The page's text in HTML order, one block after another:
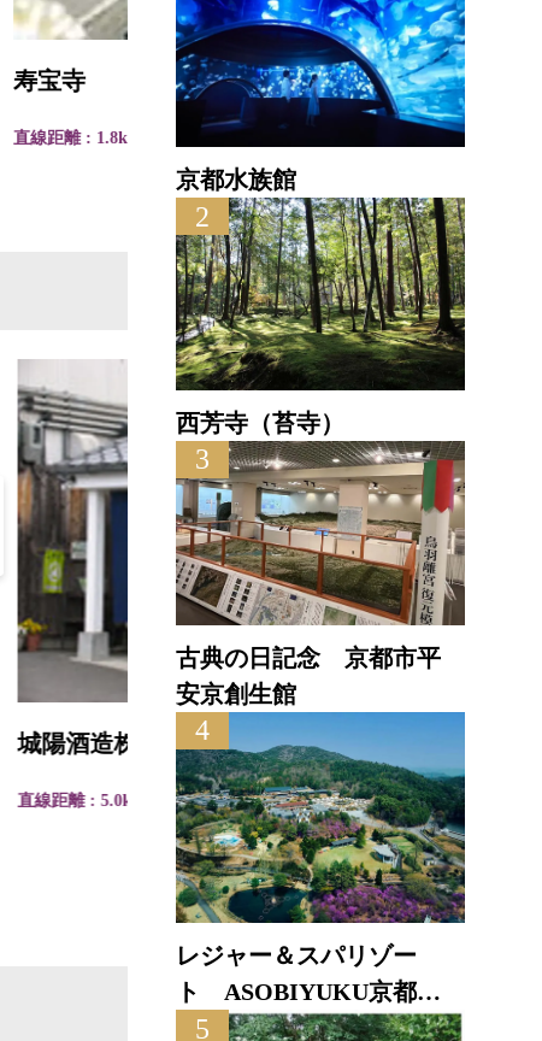
寿宝寺
直線距離 : 1.8km
城陽酒造株式会社
直線距離 : 5.0km
京都水族館
2
西芳寺（苔寺）
3
古典の日記念 京都市平
安京創生館
4
レジャー＆スパリゾー
ト ASOBIYUKU京都る
り渓温泉
5